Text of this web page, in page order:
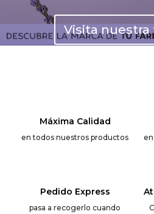
Visita nuestra
Máxima Calidad
en todos nuestros productos
Pedido Express
pasa a recogerlo cuando